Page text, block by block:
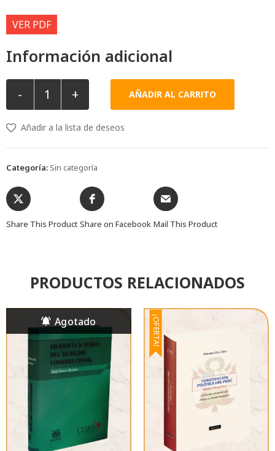
VER PDF
Información adicional
- + AÑADIR AL CARRITO
Añadir a la lista de deseos
Categoría: Sin categoría
Share This Product Share on Facebook Mail This Product
PRODUCTOS RELACIONADOS
¡OFERTA!